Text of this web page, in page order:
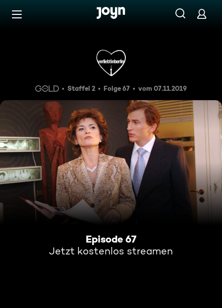
Zum Inhalt springen
Episode 67
Staffel 2 Folge 67 vom 07.11.2019
Episode 67
Jetzt kostenlos streamen